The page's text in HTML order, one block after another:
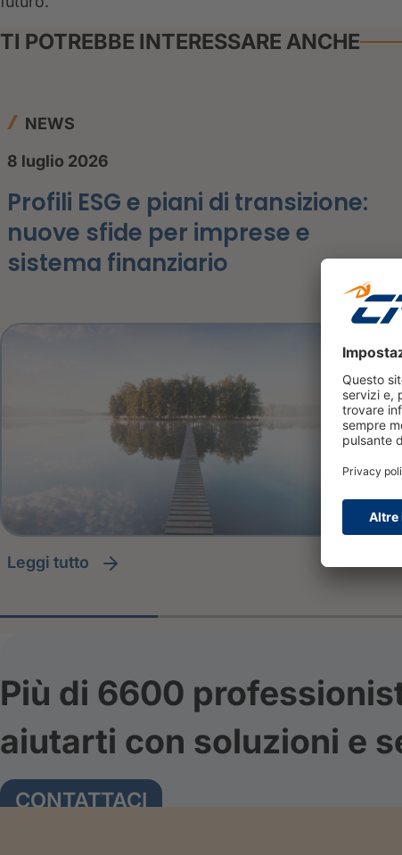
TI POTREBBE INTERESSARE ANCHE
NEWS
8 luglio 2026
Profili ESG e piani di transizione:
nuove sfide per imprese e
sistema finanziario
leggi tutto
Più di 6600
aiutarti con soluzioni e
CONTATTACI